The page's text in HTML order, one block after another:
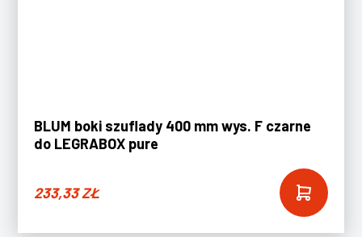
BLUM boki szuflady 400 mm wys. F czarne
do LEGRABOX pure
233,33ZŁ